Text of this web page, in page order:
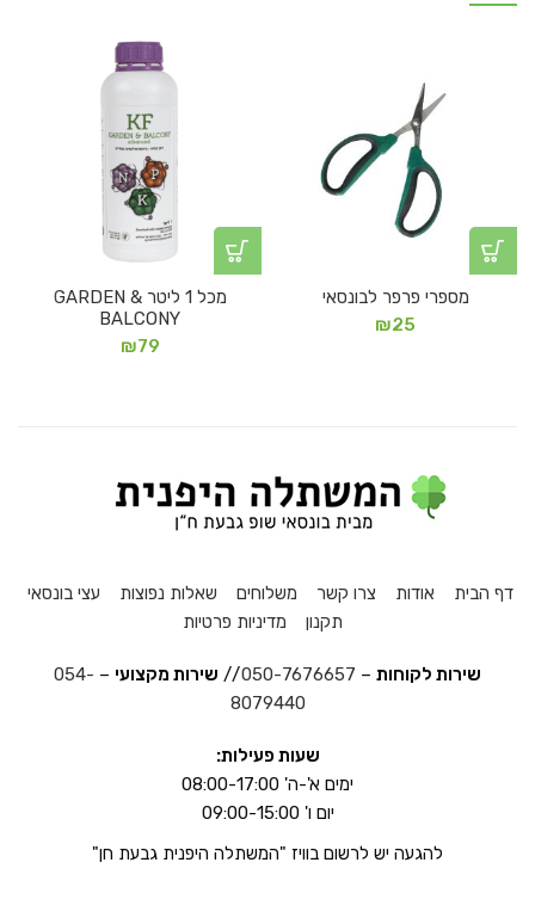
מספרי פרפר לבונסאי
₪25
מכל 1 ליטר GARDEN &
BALCONY
₪79
דף הבית אודות צרו קשר משלוחים שאלות נפוצות
עצי בונסאי
תקנון
מדיניות פרטיות
שירות לקוחות –
050-7676657
// שירות מקצועי –
054-
8079440
שעות פעילות:
ימים א'-ה' 08:00-17:00
יום ו' 09:00-15:00
להגעה יש לרשום בוויז "המשתלה היפנית גבעת חן"